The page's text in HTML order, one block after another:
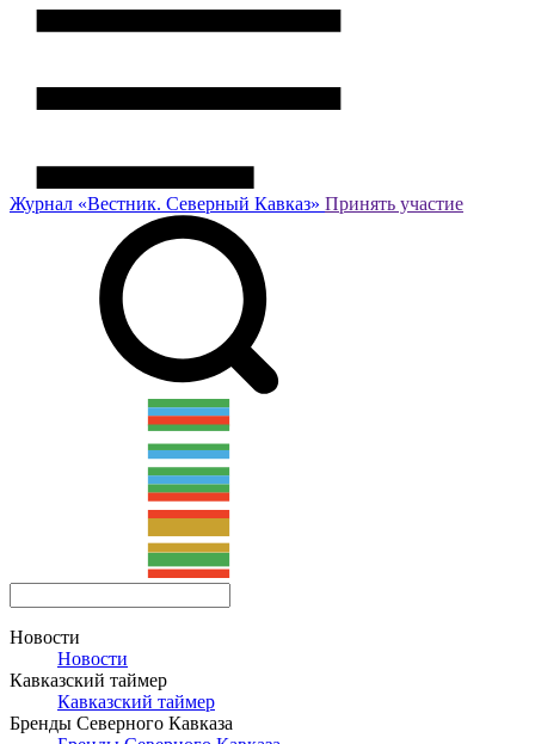
Журнал «Вестник. Северный Кавказ» Принять участие
Новости
Новости
Кавказский таймер
Кавказский таймер
Бренды Северного Кавказа